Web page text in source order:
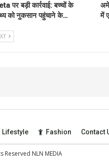
पर बड़ी कार्रवाई: बच्चों के
को नुकसान पहुंचाने के…
में
Lifestyle Fashion Contact
Reserved NLN MEDIA